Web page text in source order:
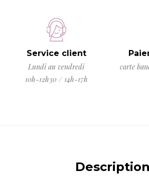
Service client
Lundi au vendredi
10h-12h30 / 14h-17h
carte
Description